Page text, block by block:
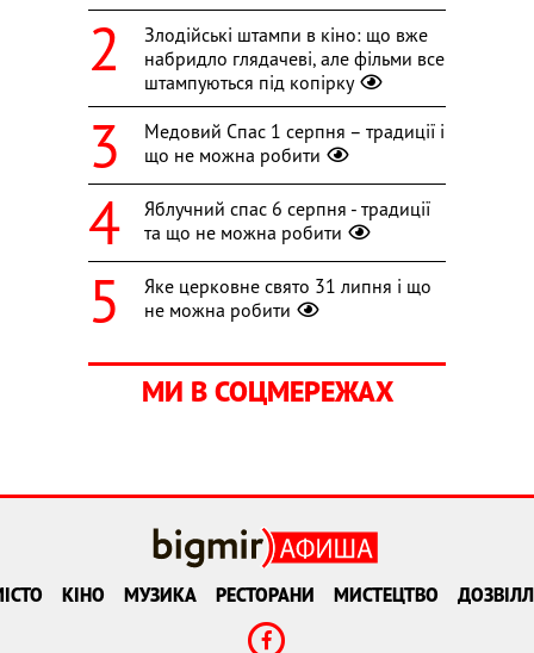
Злодійські штампи в кіно: що вже
набридло глядачеві, але фільми все
штампуються під копірку
Медовий Спас 1 серпня – традиції і
що не можна робити
Яблучний спас 6 серпня - традиції
та що не можна робити
Яке церковне свято 31 липня і що
не можна робити
МИ В СОЦМЕРЕЖАХ
КІНО МУЗИКА РЕСТОРАНИ МИСТЕЦТВО